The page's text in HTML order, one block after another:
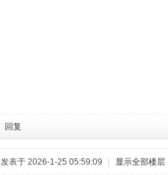
回复
发表于 2026-1-25 05:59:09 显示全部楼层